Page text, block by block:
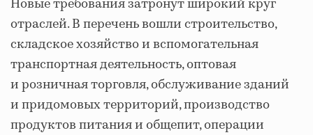
Новые требования затронут широкий круг
отраслей. В перечень вошли строительство,
складское хозяйство и вспомогательная
транспортная деятельность, оптовая
и розничная торговля, обслуживание зданий
и придомовых территорий, производство
продуктов питания и общепит, операции